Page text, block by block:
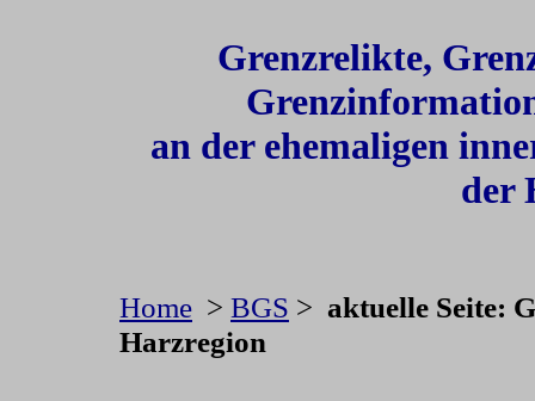
Grenzrelikte,
an der ehemaligen
der
Home > BGS > aktuelle Seite:
Harzregion